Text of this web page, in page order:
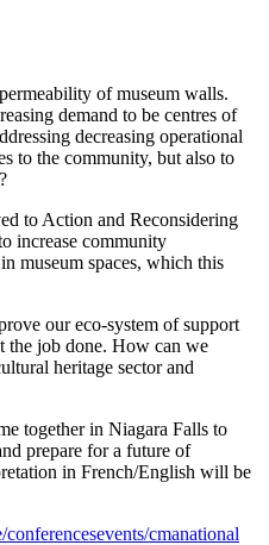
of museum walls.
demand to be centres of
decreasing operational
to the community, but also to
to Action and Reconsidering
increase community
museum spaces, which this
our eco-system of support
the job done. How can we
heritage sector and
together in Niagara Falls to
prepare for a future of
in French/English will be
conferencesevents/cmanational